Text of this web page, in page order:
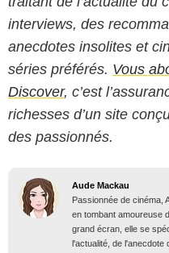
interviews, des
anecdotes insolites et
séries préférés. Vous
Discover, c’est
richesses d’un site
des passionnés.
Aude Mackau
Passionnée de cinéma,
en tombant amoureuse
grand écran, elle se
l'actualité, de l'anecdote